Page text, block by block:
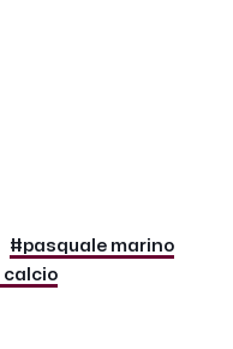
#pasquale marino